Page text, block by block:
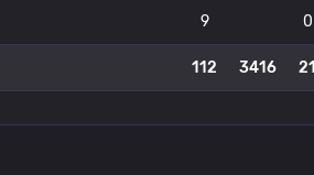
9 0
112 3416 21